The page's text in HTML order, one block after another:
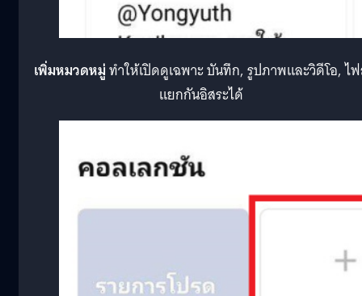
เพิ่มหมวดหมู่ทำให้เปิดดูเฉพาะ บันทึก, รูปภาพและวิดีโอ, ไ
แยกกันอิสระได้